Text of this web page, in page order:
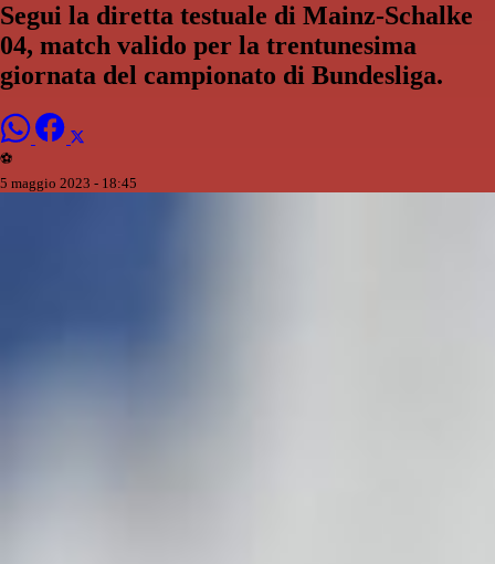
Segui la diretta testuale di Mainz-Schalke
04, match valido per la trentunesima
giornata del campionato di Bundesliga.
⚽️
5 maggio 2023 - 18:45